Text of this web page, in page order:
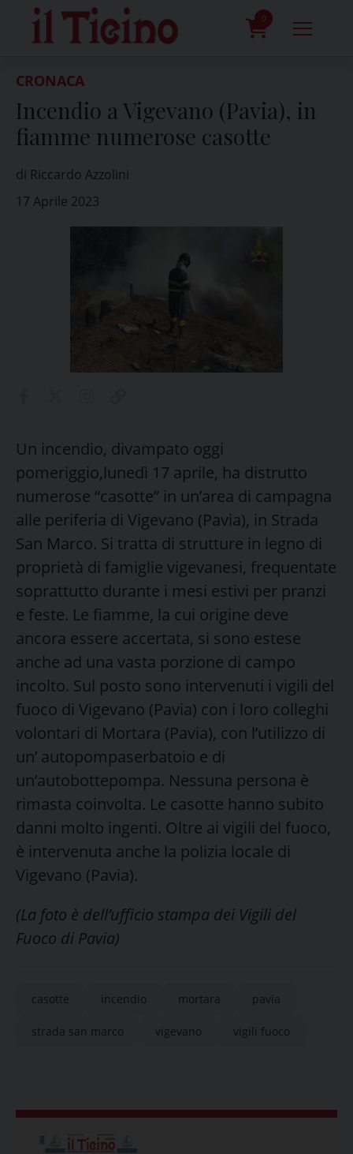
content
0
CRONACA
Incendio a Vigevano (Pavia), in
fiamme numerose casotte
di Riccardo Azzolini
17 Aprile 2023
Un incendio, divampato oggi
pomeriggio,lunedì 17 aprile, ha distrutto
numerose “casotte” in un’area di campagna
alle periferia di Vigevano (Pavia), in Strada
San Marco. Si tratta di strutture in legno di
proprietà di famiglie vigevanesi, frequentate
soprattutto durante i mesi estivi per pranzi
e feste. Le fiamme, la cui origine deve
ancora essere accertata, si sono estese
anche ad una vasta porzione di campo
incolto. Sul posto sono intervenuti i vigili del
fuoco di Vigevano (Pavia) con i loro colleghi
volontari di Mortara (Pavia), con l’utilizzo di
un’ autopompaserbatoio e di
un’autobottepompa. Nessuna persona è
rimasta coinvolta. Le casotte hanno subito
danni molto ingenti. Oltre ai vigili del fuoco,
è intervenuta anche la polizia locale di
Vigevano (Pavia).
(La foto è dell’ufficio stampa dei Vigili del
Fuoco di Pavia)
casotte incendio mortara pavia
strada san marco vigevano vigili fuoco